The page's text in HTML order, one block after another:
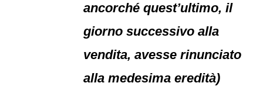
ancorché quest’ultimo, il
giorno successivo alla
vendita, avesse rinunciato
alla medesima eredità)